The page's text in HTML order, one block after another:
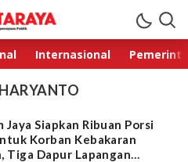
Kepercayaan Publik
Internasional
Jaya Siapkan Ribuan Porsi
Korban Kebakaran
Tiga Dapur Lapangan